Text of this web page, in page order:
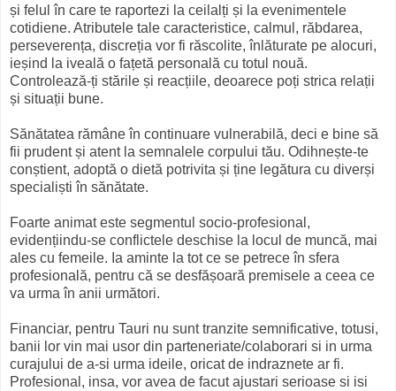
și felul în care te raportezi la ceilalți și la evenimentele
cotidiene. Atributele tale caracteristice, calmul, răbdarea,
perseverența, discreția vor fi răscolite, înlăturate pe alocuri,
ieșind la iveală o fațetă personală cu totul nouă.
Controlează-ți stările și reacțiile, deoarece poți strica relații
și situații bune.
Sănătatea rămâne în continuare vulnerabilă, deci e bine să
fii prudent și atent la semnalele corpului tău. Odihnește-te
conștient, adoptă o dietă potrivita și ține legătura cu diverși
specialiști în sănătate.
Foarte animat este segmentul socio-profesional,
evidențiindu-se conflictele deschise la locul de muncă, mai
ales cu femeile. Ia aminte la tot ce se petrece în sfera
profesională, pentru că se desfășoară premisele a ceea ce
va urma în anii următori.
Financiar, pentru Tauri nu sunt tranzite semnificative, totusi,
banii lor vin mai usor din parteneriate/colaborari si in urma
curajului de a-si urma ideile, oricat de indraznete ar fi.
Profesional, insa, vor avea de facut ajustari serioase si isi